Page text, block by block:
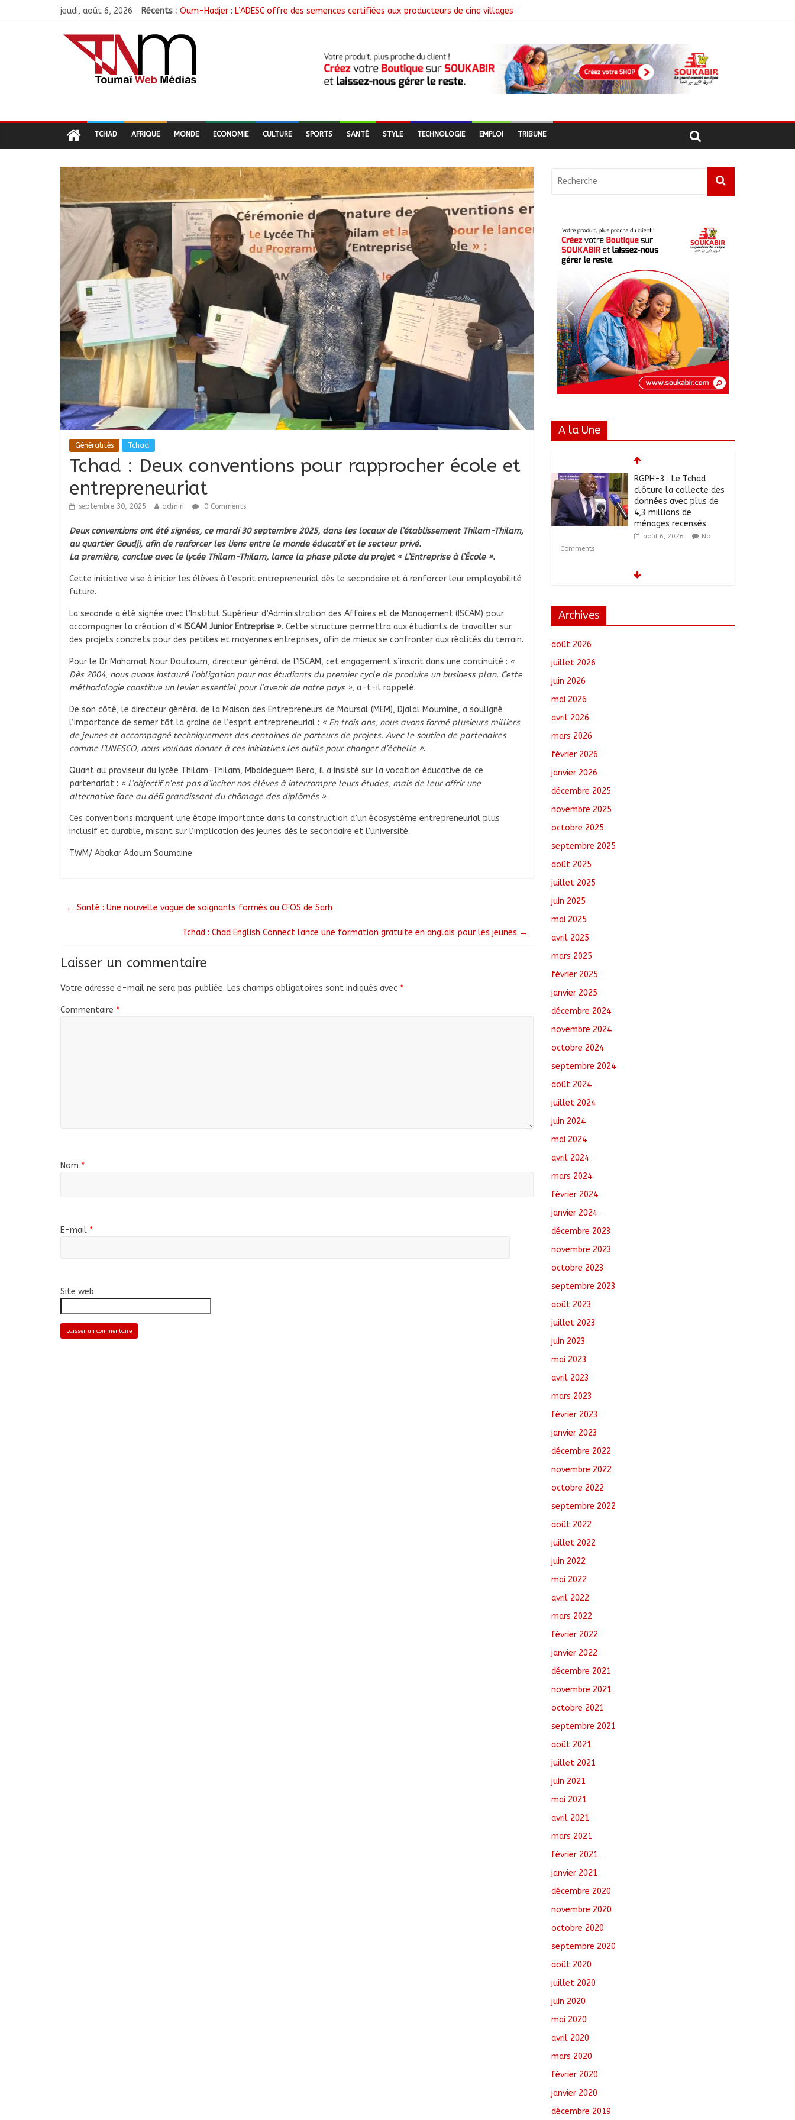
jeudi, août 6, 2026 Récents : Oum-Hadjer : L’ADESC offre des semences certifiées aux producteurs de cinq villages
Tchad–Égypte : La Commission mixte relance les grands chantiers de coopération
Coopération aérienne : Air France salue les progrès du Tchad en matière de sûreté
Nigeria : 308 otages libérés lors d’une vaste opération de sauvetage
TCHAD AFRIQUE MONDE ECONOMIE CULTURE SPORTS SANTÉ STYLE TECHNOLOGIE EMPLOI TRIBUNE
Généralités Tchad
Tchad : Deux conventions pour rapprocher école et
entrepreneuriat
septembre 30, 2025 admin 0 Comments
Deux conventions ont été signées, ce mardi 30 septembre 2025, dans les locaux de l’établissement Thilam-Thilam,
au quartier Goudji, afin de renforcer les liens entre le monde éducatif et le secteur privé.
La première, conclue avec le lycée Thilam-Thilam, lance la phase pilote du projet « L’Entreprise à l’École ».
Cette initiative vise à initier les élèves à l’esprit entrepreneurial dès le secondaire et à renforcer leur employabilité
future.
La seconde a été signée avec l’Institut Supérieur d’Administration des Affaires et de Management (ISCAM) pour
accompagner la création d’« ISCAM Junior Entreprise ». Cette structure permettra aux étudiants de travailler sur
des projets concrets pour des petites et moyennes entreprises, afin de mieux se confronter aux réalités du terrain.
Pour le Dr Mahamat Nour Doutoum, directeur général de l’ISCAM, cet engagement s’inscrit dans une continuité : «
Dès 2004, nous avons instauré l’obligation pour nos étudiants du premier cycle de produire un business plan. Cette
méthodologie constitue un levier essentiel pour l’avenir de notre pays », a-t-il rappelé.
De son côté, le directeur général de la Maison des Entrepreneurs de Moursal (MEM), Djalal Moumine, a souligné
l’importance de semer tôt la graine de l’esprit entrepreneurial : « En trois ans, nous avons formé plusieurs milliers
de jeunes et accompagné techniquement des centaines de porteurs de projets. Avec le soutien de partenaires
comme l’UNESCO, nous voulons donner à ces initiatives les outils pour changer d’échelle ».
Quant au proviseur du lycée Thilam-Thilam, Mbaideguem Bero, il a insisté sur la vocation éducative de ce
partenariat : « L’objectif n’est pas d’inciter nos élèves à interrompre leurs études, mais de leur offrir une
alternative face au défi grandissant du chômage des diplômés ».
Ces conventions marquent une étape importante dans la construction d’un écosystème entrepreneurial plus
inclusif et durable, misant sur l’implication des jeunes dès le secondaire et l’université.
TWM/ Abakar Adoum Soumaine
← Santé : Une nouvelle vague de soignants formés au CFOS de Sarh
Tchad : Chad English Connect lance une formation gratuite en anglais pour les jeunes →
Laisser un commentaire
Votre adresse e-mail ne sera pas publiée. Les champs obligatoires sont indiqués avec *
Commentaire *
Nom *
E-mail *
Site web
A la Une
RGPH-3 : Le Tchad
clôture la collecte des
données avec plus de
4,3 millions de
ménages recensés
août 6, 2026
No
Comments
Tchad–Égypte : La
Comments
Archives
août 2026
juillet 2026
juin 2026
mai 2026
avril 2026
mars 2026
février 2026
janvier 2026
décembre 2025
novembre 2025
octobre 2025
septembre 2025
août 2025
juillet 2025
juin 2025
mai 2025
avril 2025
mars 2025
février 2025
janvier 2025
décembre 2024
novembre 2024
octobre 2024
septembre 2024
août 2024
juillet 2024
juin 2024
mai 2024
avril 2024
mars 2024
février 2024
janvier 2024
décembre 2023
novembre 2023
octobre 2023
septembre 2023
août 2023
juillet 2023
juin 2023
mai 2023
avril 2023
mars 2023
février 2023
janvier 2023
décembre 2022
novembre 2022
octobre 2022
septembre 2022
août 2022
juillet 2022
juin 2022
mai 2022
avril 2022
mars 2022
février 2022
janvier 2022
décembre 2021
novembre 2021
octobre 2021
septembre 2021
août 2021
juillet 2021
juin 2021
mai 2021
avril 2021
mars 2021
février 2021
janvier 2021
décembre 2020
novembre 2020
octobre 2020
septembre 2020
août 2020
juillet 2020
juin 2020
mai 2020
avril 2020
mars 2020
février 2020
janvier 2020
décembre 2019